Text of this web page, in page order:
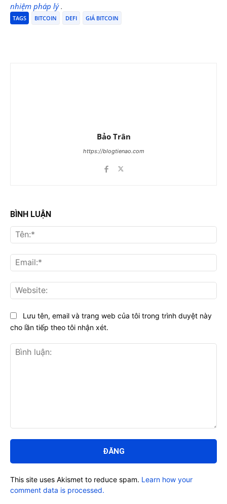
nhiệm pháp lý.
TAGS BITCOIN DEFI GIÁ BITCOIN
Bảo Trân
https://blogtienao.com
BÌNH LUẬN
luận:
Lưu tên, email và trang web của tôi trong trình duyệt này
cho lần tiếp theo tôi nhận xét.
This site uses Akismet to reduce spam. Learn how your
comment data is processed.